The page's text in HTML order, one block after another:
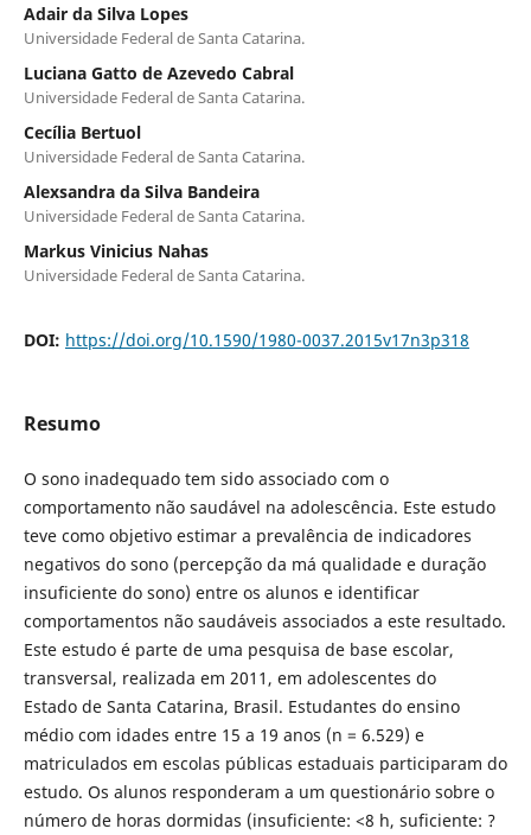
Adair da Silva Lopes
Universidade Federal de Santa Catarina.
Luciana Gatto de Azevedo Cabral
Universidade Federal de Santa Catarina.
Cecília Bertuol
Universidade Federal de Santa Catarina.
Alexsandra da Silva Bandeira
Universidade Federal de Santa Catarina.
Markus Vinicius Nahas
Universidade Federal de Santa Catarina.
DOI: https://doi.org/10.1590/1980-0037.2015v17n3p318
Resumo
O sono inadequado tem sido associado com o
comportamento não saudável na adolescência. Este estudo
teve como objetivo estimar a prevalência de indicadores
negativos do sono (percepção da má qualidade e duração
insuficiente do sono) entre os alunos e identificar
comportamentos não saudáveis associados a este resultado.
Este estudo é parte de uma pesquisa de base escolar,
transversal, realizada em 2011, em adolescentes do
Estado de Santa Catarina, Brasil. Estudantes do ensino
médio com idades entre 15 a 19 anos (n = 6.529) e
matriculados em escolas públicas estaduais participaram do
estudo. Os alunos responderam a um questionário sobre o
número de horas dormidas (insuficiente: <8 h, suficiente: ?